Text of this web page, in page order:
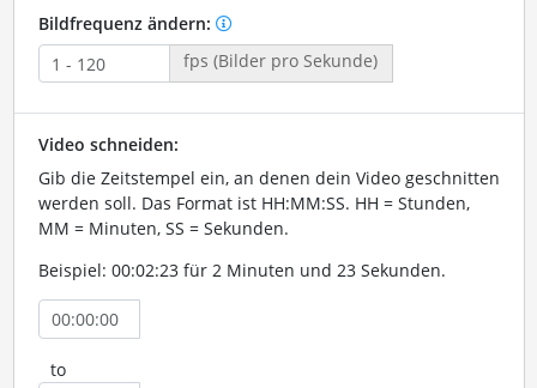
Bildfrequenz ändern:
fps (Bilder pro Sekunde)
Video schneiden:
Gib die Zeitstempel ein, an denen dein Video geschnitten
werden soll. Das Format ist HH:MM:SS. HH = Stunden,
MM = Minuten, SS = Sekunden.
Beispiel: 00:02:23 für 2 Minuten und 23 Sekunden.
to